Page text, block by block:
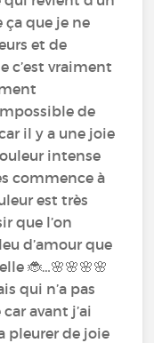
ça que je ne
et de
c’est vraiment
de
il y a une joie
intense
commence à
est très
que l’on
d’amour que
🐞…🌸🌸🌸🌸
qui n’a pas
avant j’ai
pleurer de joie